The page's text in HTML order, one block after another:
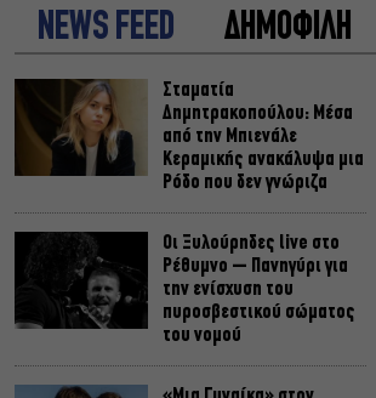
NEWS FEED ΔΗΜΟΦΙΛΗ
Σταματία
Δημητρακοπούλου: Μέσα
από την Μπιενάλε
Κεραμικής ανακάλυψα μια
Ρόδο που δεν γνώριζα
Οι Ξυλούρηδες live στο
Ρέθυμνο – Πανηγύρι για
την ενίσχυση του
πυροσβεστικού σώματος
του νομού